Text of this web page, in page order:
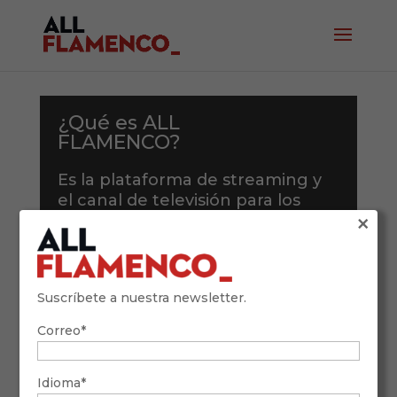
¿Qué es ALL
FLAMENCO?
Es la plataforma de streaming y
el canal de televisión para los
podrás disfrutar del mejor
flamenco desde cualquier rincón
del mundo.
un amplio catálogo de
actuaciones, únicas y exclusivas,
de artistas de primer nivel, la
Suscríbete a nuestra newsletter.
Correo*
Idioma*
×